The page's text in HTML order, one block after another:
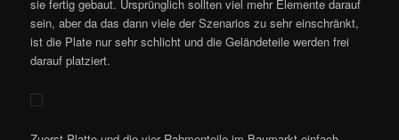
sie fertig gebaut. Ursprünglich sollten viel mehr Elemente darauf
sein, aber da das dann viele der Szenarios zu sehr einschränkt,
ist die Plate nur sehr schlicht und die Geländeteile werden frei
darauf platziert.